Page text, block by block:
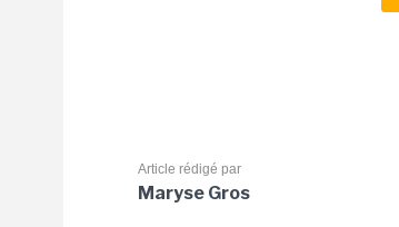
Article rédigé par
Maryse Gros